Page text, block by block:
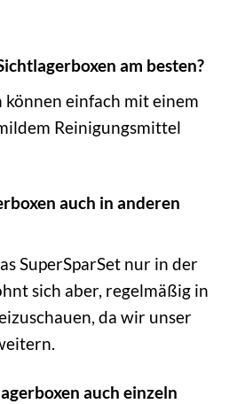
am besten?
können einfach mit einem
Reinigungsmittel
auch in anderen
SuperSparSet nur in der
sich aber, regelmäßig in
da wir unser
auch einzeln